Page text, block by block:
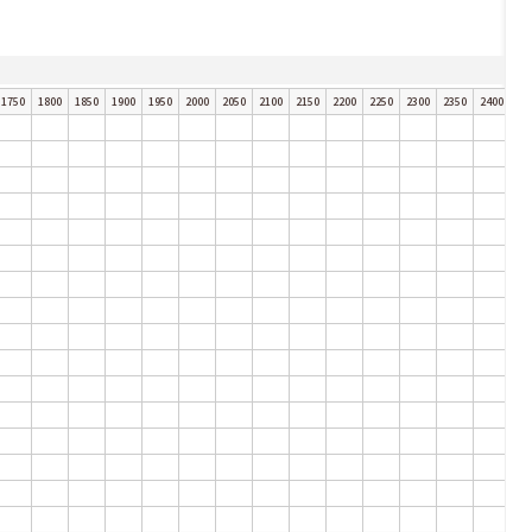
1750 1800 1850 1900 1950 2000 2050 2100 2150 2200 2250 2300 2350
2400